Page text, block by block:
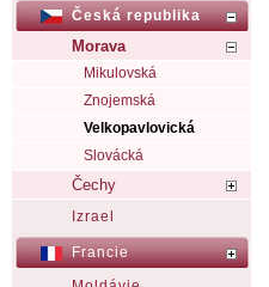
Česká republika
Morava
Mikulovská
Znojemská
Velkopavlovická
Slovácká
Čechy
Izrael
Francie